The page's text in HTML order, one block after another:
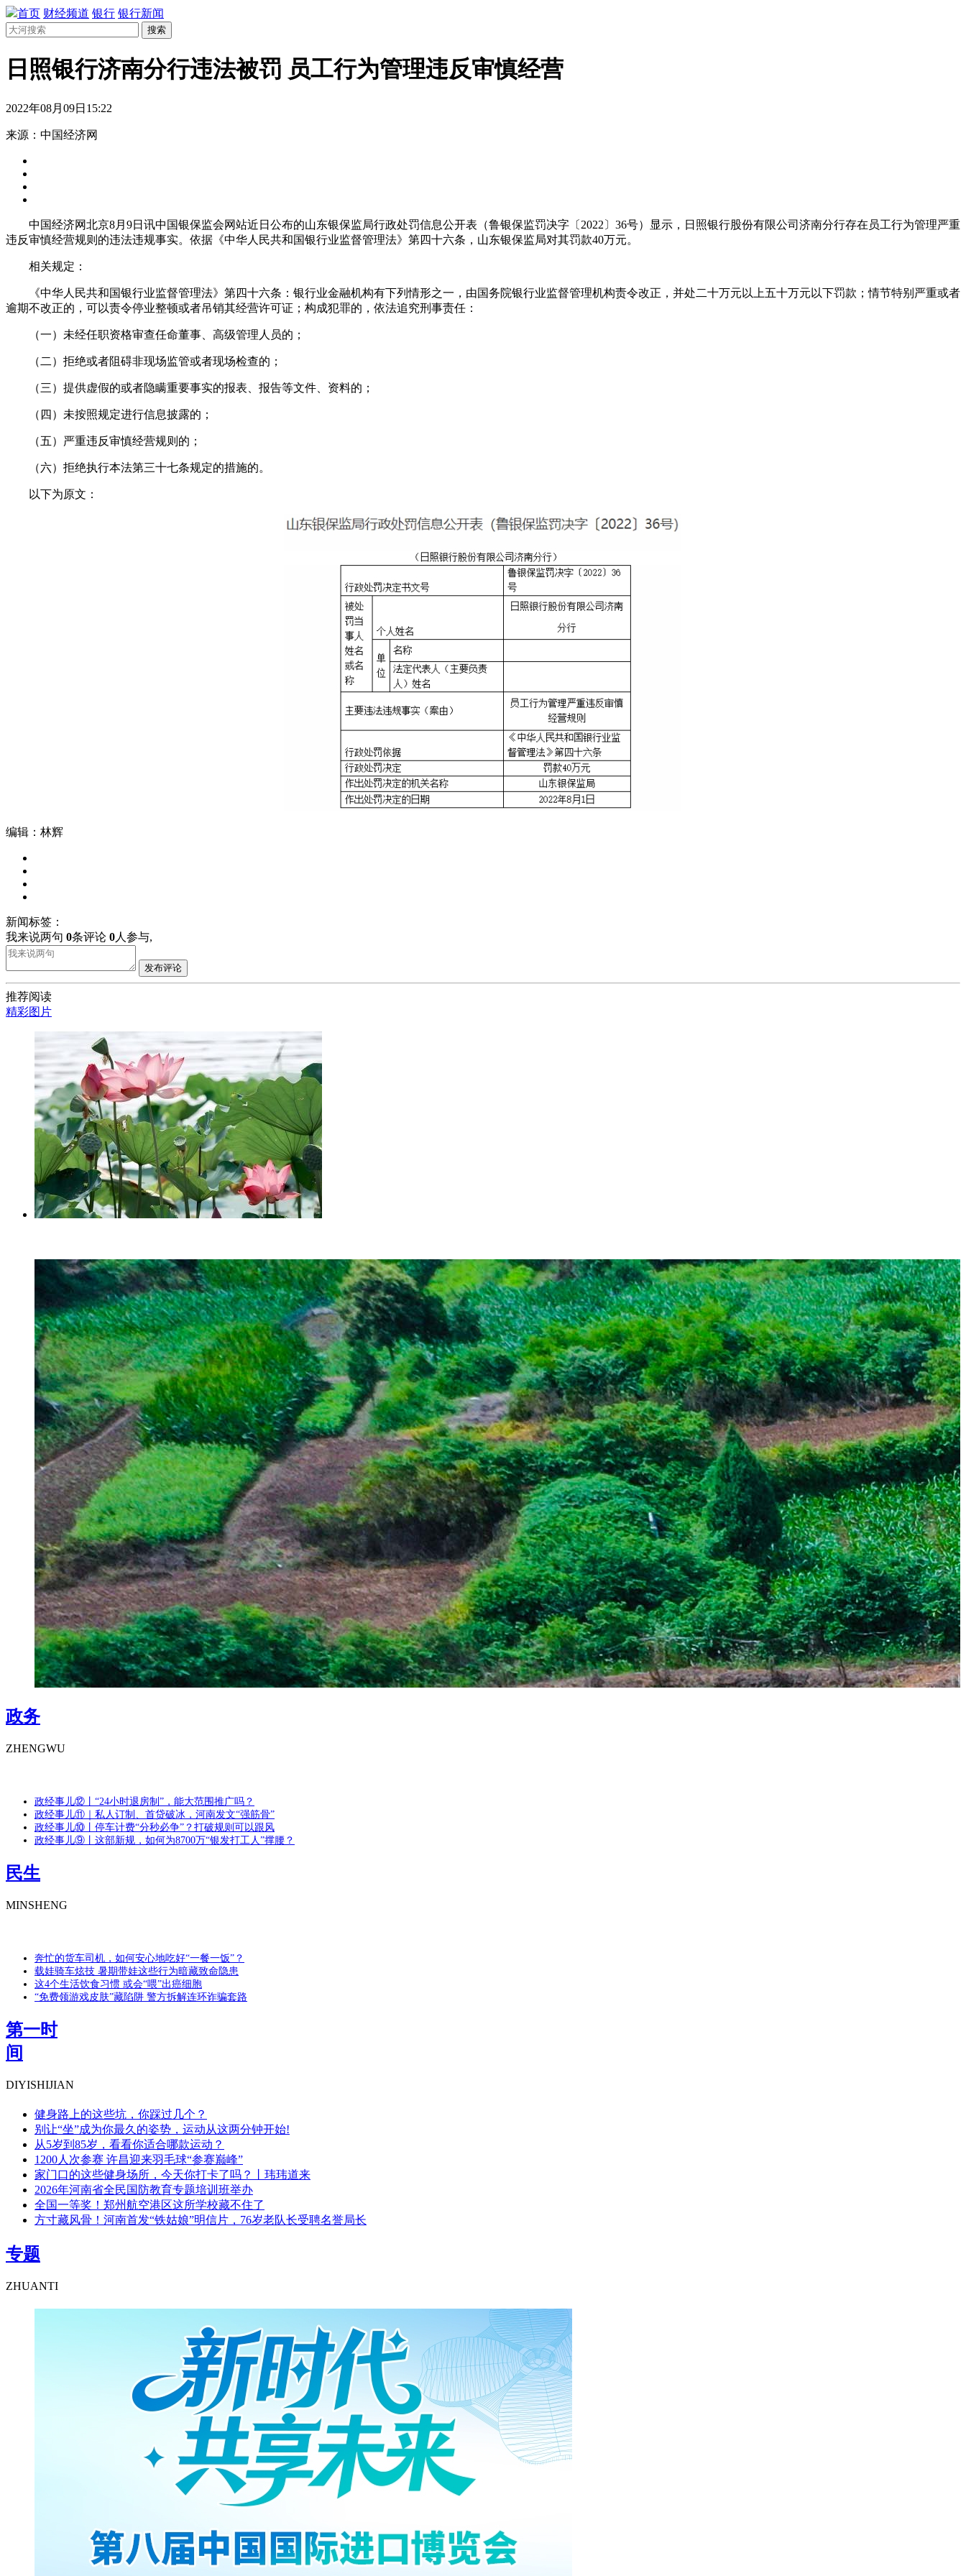
首页 财经频道 银行 银行新闻
搜索
日照银行济南分行违法被罚 员工行为管理违反审慎经营
2022年08月09日15:22
来源：中国经济网
中国经济网北京8月9日讯中国银保监会网站近日公布的山东银保监局行政处罚信息公开表（鲁银保监罚决字〔2022〕36号）显示，日照银行股份有限公司济南分行存在员工行为管理严重
违反审慎经营规则的违法违规事实。依据《中华人民共和国银行业监督管理法》第四十六条，山东银保监局对其罚款40万元。
相关规定：
《中华人民共和国银行业监督管理法》第四十六条：银行业金融机构有下列情形之一，由国务院银行业监督管理机构责令改正，并处二十万元以上五十万元以下罚款；情节特别严重或者
逾期不改正的，可以责令停业整顿或者吊销其经营许可证；构成犯罪的，依法追究刑事责任：
（一）未经任职资格审查任命董事、高级管理人员的；
（二）拒绝或者阻碍非现场监管或者现场检查的；
（三）提供虚假的或者隐瞒重要事实的报表、报告等文件、资料的；
（四）未按照规定进行信息披露的；
（五）严重违反审慎经营规则的；
（六）拒绝执行本法第三十七条规定的措施的。
以下为原文：
编辑：林辉
新闻标签：
我来说两句 0条评论 0人参与,
发布评论
推荐阅读